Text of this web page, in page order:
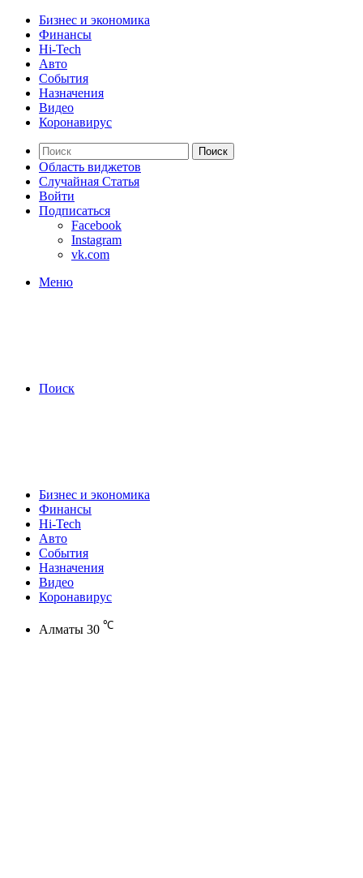
Бизнес и экономика
Финансы
Hi-Tech
Авто
События
Назначения
Видео
Коронавирус
Поиск
Область виджетов
Случайная Статья
Войти
Подписаться
Facebook
Instagram
vk.com
Меню
Поиск
Бизнес и экономика
Финансы
Hi-Tech
Авто
События
Назначения
Видео
Коронавирус
Алматы 30 ℃